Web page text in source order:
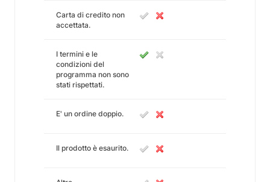
Carta di credito non
accettata.
I termini e le
condizioni del
programma non sono
stati rispettati.
E' un ordine doppio.
Il prodotto è esaurito.